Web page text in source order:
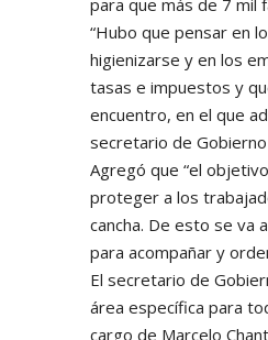
“Hubo que pensar en
higienizarse y en los
tasas e impuestos y
encuentro, en el que
secretario de
Agregó que “el
proteger a los
cancha. De esto se va
para acompañar y
El secretario de
área específica para
cargo de Marcelo